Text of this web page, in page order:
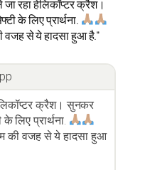
जा रहा हेलिकॉप्टर क्रैश।
के लिए प्रार्थना.
वजह से ये हादसा हुआ है.”
क्रैश। सुनकर
प्रार्थना.
की वजह से ये हादसा हुआ